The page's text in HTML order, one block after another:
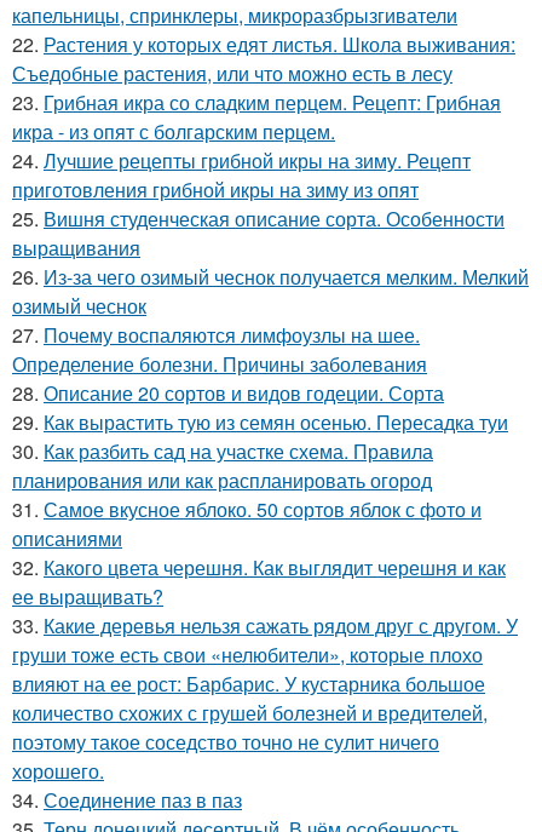
капельницы, спринклеры, микроразбрызгиватели
22. Растения у которых едят листья. Школа выживания:
Съедобные растения, или что можно есть в лесу
23. Грибная икра со сладким перцем. Рецепт: Грибная
икра - из опят с болгарским перцем.
24. Лучшие рецепты грибной икры на зиму. Рецепт
приготовления грибной икры на зиму из опят
25. Вишня студенческая описание сорта. Особенности
выращивания
26. Из-за чего озимый чеснок получается мелким. Мелкий
озимый чеснок
27. Почему воспаляются лимфоузлы на шее.
Определение болезни. Причины заболевания
28. Описание 20 сортов и видов годеции. Сорта
29. Как вырастить тую из семян осенью. Пересадка туи
30. Как разбить сад на участке схема. Правила
планирования или как распланировать огород
31. Самое вкусное яблоко. 50 сортов яблок с фото и
описаниями
32. Какого цвета черешня. Как выглядит черешня и как
ее выращивать?
33. Какие деревья нельзя сажать рядом друг с другом. У
груши тоже есть свои «нелюбители», которые плохо
влияют на ее рост: Барбарис. У кустарника большое
количество схожих с грушей болезней и вредителей,
поэтому такое соседство точно не сулит ничего
хорошего.
34. Соединение паз в паз